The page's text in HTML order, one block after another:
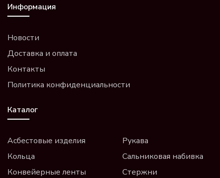
Информация
Новости
Доставка и оплата
Контакты
Политика конфиденциальности
Каталог
Асбестовые изделия
Кольца
Конвейерные ленты
Рукава
Сальниковая набивка
Стержни